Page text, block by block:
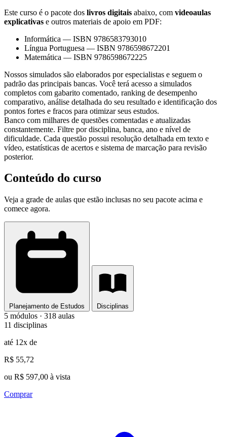
Este curso é o pacote dos livros digitais abaixo, com videoaulas
explicativas e outros materiais de apoio em PDF:
Informática — ISBN 9786583793010
Língua Portuguesa — ISBN 9786598672201
Matemática — ISBN 9786598672225
Nossos simulados são elaborados por especialistas e seguem o
padrão das principais bancas. Você terá acesso a simulados
completos com gabarito comentado, ranking de desempenho
comparativo, análise detalhada do seu resultado e identificação dos
pontos fortes e fracos para otimizar seus estudos.
Banco com milhares de questões comentadas e atualizadas
constantemente. Filtre por disciplina, banca, ano e nível de
dificuldade. Cada questão possui resolução detalhada em texto e
vídeo, estatísticas de acertos e sistema de marcação para revisão
posterior.
Conteúdo do curso
Veja a grade de aulas que estão inclusas no seu pacote acima e
comece agora.
Planejamento de Estudos Disciplinas
5 módulos · 318 aulas
11 disciplinas
até 12x de
R$ 55,72
ou R$ 597,00 à vista
Comprar